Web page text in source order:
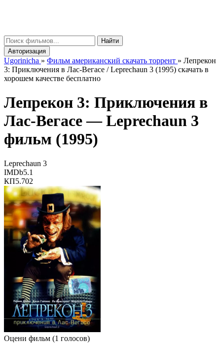
Найти
Авторизация
Ugorinicha » Фильм американский скачать торрент » Лепрекон
3: Приключения в Лас-Вегасе / Leprechaun 3 (1995) скачать в
хорошем качестве бесплатно
Лепрекон 3: Приключения в
Лас-Вегасе —Leprechaun 3
фильм (1995)
Leprechaun 3
IMDb5.1
КП5.702
Оцени фильм (1 голосов)